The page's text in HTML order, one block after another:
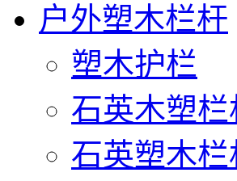
户外塑木栏杆
塑木护栏
石英木塑栏
石英塑木栏